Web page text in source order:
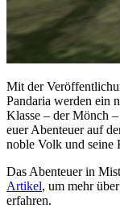
Mit der
Pandaria werden ein
Klasse – der Mönch
euer Abenteuer auf
noble Volk und seine
Das Abenteuer in
Artikel, um mehr
erfahren.